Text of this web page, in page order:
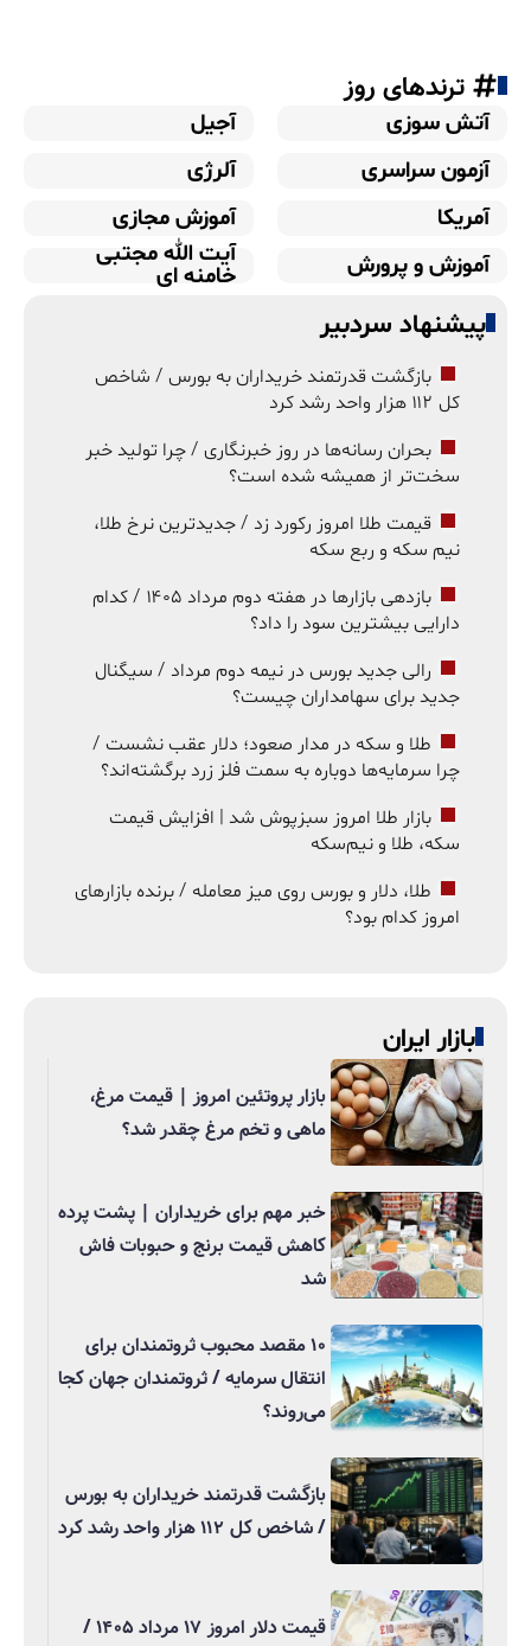
ترندهای روز
آتش سوزی
آجیل
آزمون سراسری
آلرژی
آمریکا
آموزش مجازی
آموزش و پرورش
آیت الله مجتبی
خامنه ای
پیشنهاد سردبیر
بازگشت قدرتمند خریداران به بورس / شاخص
کل ۱۱۲ هزار واحد رشد کرد
بحران رسانه‌ها در روز خبرنگاری / چرا تولید خبر
سخت‌تر از همیشه شده است؟
قیمت طلا امروز رکورد زد / جدیدترین نرخ طلا،
نیم سکه و ربع سکه
بازدهی بازارها در هفته دوم مرداد ۱۴۰۵ / کدام
دارایی بیشترین سود را داد؟
رالی جدید بورس در نیمه دوم مرداد / سیگنال
جدید برای سهامداران چیست؟
طلا و سکه در مدار صعود؛ دلار عقب نشست /
چرا سرمایه‌ها دوباره به سمت فلز زرد برگشته‌اند؟
بازار طلا امروز سبزپوش شد | افزایش قیمت
سکه، طلا و نیم‌سکه
طلا، دلار و بورس روی میز معامله / برنده بازارهای
امروز کدام بود؟
بازار ایران
بازار پروتئین امروز | قیمت مرغ،
ماهی و تخم مرغ چقدر شد؟
خبر مهم برای خریداران | پشت پرده
کاهش قیمت برنج و حبوبات فاش
شد
۱۰ مقصد محبوب ثروتمندان برای
انتقال سرمایه / ثروتمندان جهان کجا
می‌روند؟
بازگشت قدرتمند خریداران به بورس
/ شاخص کل ۱۱۲ هزار واحد رشد کرد
قیمت دلار امروز ۱۷ مرداد ۱۴۰۵ /